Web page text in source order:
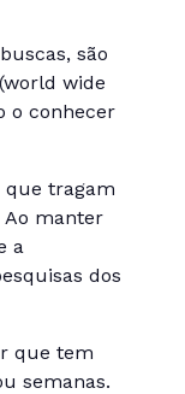
são
wide
o conhecer
que tragam
Ao manter
a
dos
que tem
semanas.